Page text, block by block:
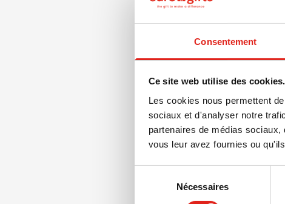
Consentement
Ce site web utilise des cookies.
Les cookies nous permettent
sociaux et d'analyser notre
partenaires de médias
vous leur avez fournies ou
consentement
Nécessaires